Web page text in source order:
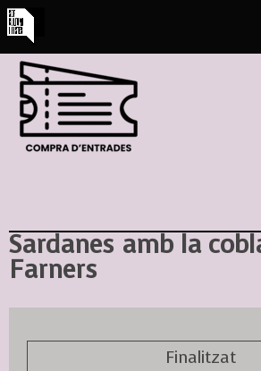
Sardanes amb la
Farners
Finalitzat